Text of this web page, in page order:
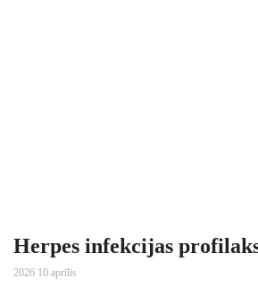
Herpes infekcijas
2026 10 aprīlis